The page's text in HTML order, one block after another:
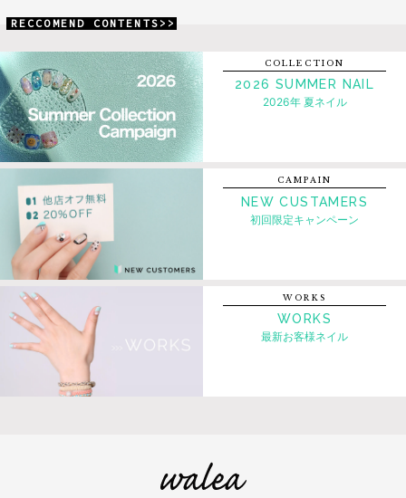
RECCOMEND CONTENTS>>
COLLECTION
2026 SUMMER NAIL
2026年 夏ネイル
CAMPAIN
NEW CUSTAMERS
初回限定キャンペーン
WORKS
WORKS
最新お客様ネイル